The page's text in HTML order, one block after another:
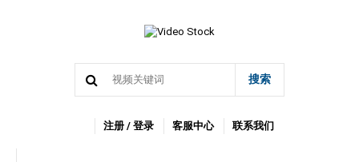
搜索
注册 / 登录 客服中心 联系我们